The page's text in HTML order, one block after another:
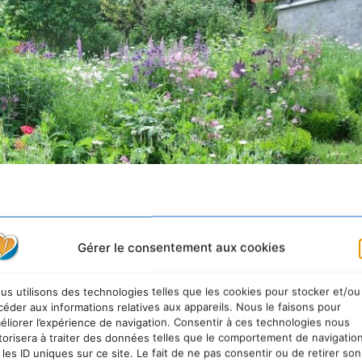
Gérer le consentement aux cookies
utilisons des technologies telles que les cookies pour stocker et/ou
aux informations relatives aux appareils. Nous le faisons pour
l’expérience de navigation. Consentir à ces technologies nous
à traiter des données telles que le comportement de navigation
les ID uniques sur ce site. Le fait de ne pas consentir ou de retirer son
et prêts à agir pour la biodiversité
Ce
du Développement durable et de
ce qu’est la biodiversité (62 %) quand 35 %
ont déjà un impact sur leur vie quotidienne, soit 7
largement, 93 % des personnes interrogées se